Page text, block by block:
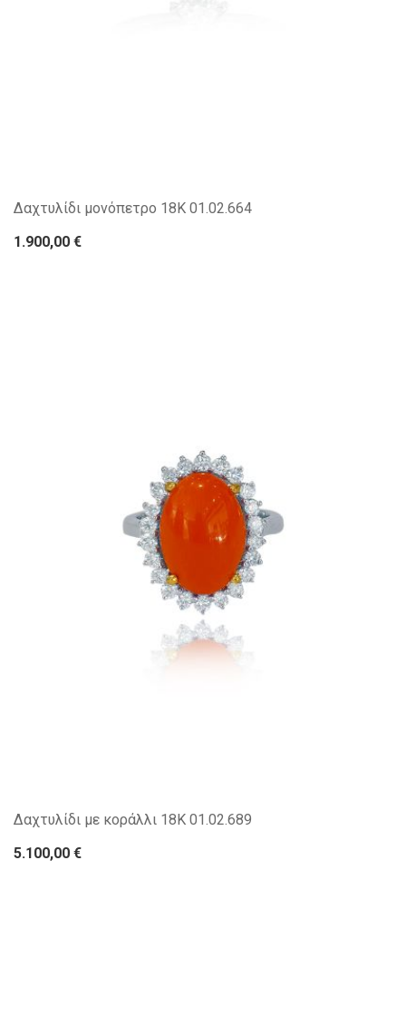
Δαχτυλίδι μονόπετρο 18Κ 01.02.664
1.900,00 €
Δαχτυλίδι με κοράλλι 18Κ 01.02.689
5.100,00 €